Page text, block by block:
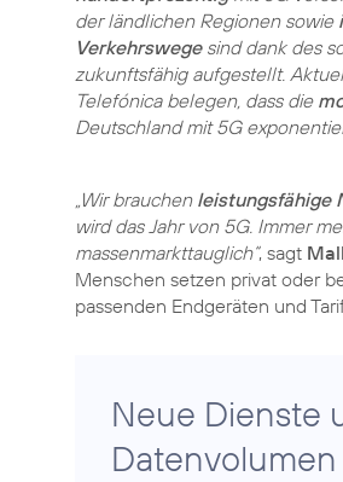
der ländlichen Regionen sowie
Verkehrswegesind dank des
zukunftsfähig aufgestellt.
Telefónica belegen, dass die
Deutschland mit 5G
„Wir brauchen leistungsfähige
wird das Jahr von 5G. Immer
massenmarkttauglich“, sagt
Menschen setzen privat oder
passenden Endgeräten und
Neue Dienste
Datenvolumen